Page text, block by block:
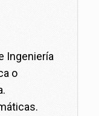
Ingeniería
o